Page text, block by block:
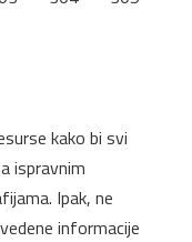
kako bi svi
ispravnim
Ipak, ne
informacije